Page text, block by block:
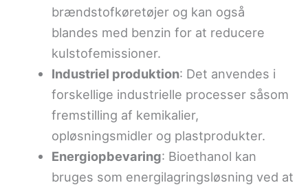
brændstofkøretøjer og kan også
blandes med benzin for at reducere
kulstofemissioner.
Industriel produktion: Det anvendes i
forskellige industrielle processer såsom
fremstilling af kemikalier,
opløsningsmidler og plastprodukter.
Energiopbevaring: Bioethanol kan
bruges som energilagringsløsning ved at